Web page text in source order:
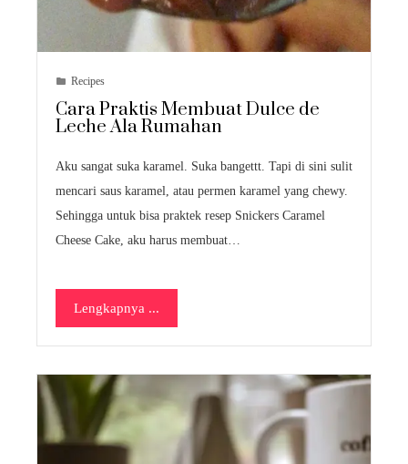
Recipes
Cara Praktis Membuat Dulce de
Leche Ala Rumahan
Aku sangat suka karamel. Suka bangettt. Tapi di sini sulit
mencari saus karamel, atau permen karamel yang chewy.
Sehingga untuk bisa praktek resep Snickers Caramel
Cheese Cake, aku harus membuat…
Lengkapnya ...